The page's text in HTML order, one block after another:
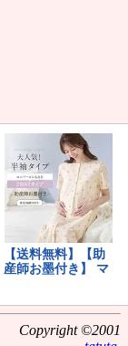
Copyright ©2001